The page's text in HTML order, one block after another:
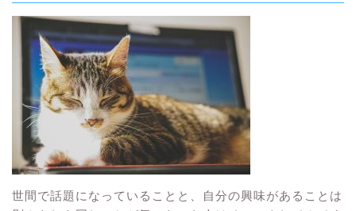
世間で話題になっていることと、自分の興味があることは